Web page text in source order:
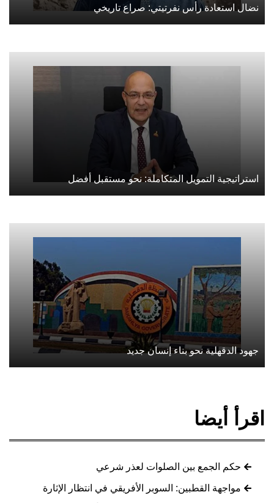
نضال استعادة رأس نفرتيتي: صراع تاريخي
استراتيجية التمويل المتكاملة: نحو مستقبل أفضل
جهود الدقهلية نحو بناء إنسان جديد
اقرأ أيضا
حكم الجمع بين الصلوات لعذر شرعي
مواجهة القطبين: السوبر الأفريقي في انتظار الإثارة